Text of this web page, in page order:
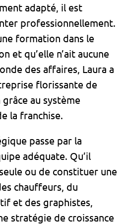
adapté, il est
professionnellement.
formation dans le
et qu’elle n’ait aucune
des affaires, Laura a
florissante de
au système
la franchise.
passe par la
adéquate. Qu’il
ou de constituer une
chauffeurs, du
et des graphistes,
stratégie de croissance